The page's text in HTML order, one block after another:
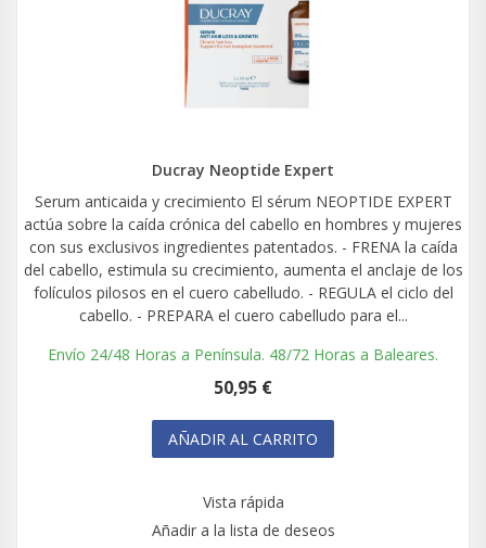
Ducray Neoptide Expert
Serum anticaida y crecimiento El sérum NEOPTIDE EXPERT
actúa sobre la caída crónica del cabello en hombres y mujeres
con sus exclusivos ingredientes patentados. - FRENA la caída
del cabello, estimula su crecimiento, aumenta el anclaje de los
folículos pilosos en el cuero cabelludo. - REGULA el ciclo del
cabello. - PREPARA el cuero cabelludo para el...
Envío 24/48 Horas a Península. 48/72 Horas a Baleares.
50,95 €
AÑADIR AL CARRITO
Vista rápida
Añadir a la lista de deseos